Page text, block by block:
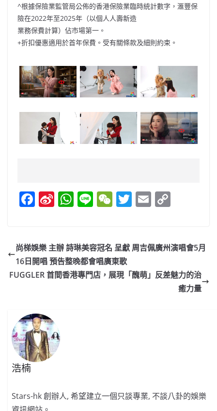
^根據保險業監管局公佈的香港保險業臨時統計數字，滙豐保
險在2022年至2025年（以個人人壽新造
業務保費計算）佔市場第一。
+折扣優惠適用於首年保費。受有關條款及細則約束。
F
e
b
o
Si
W
ei
b
W
s
A
p
Li W
h
at
T
er
E
l y
n
k
尚梯娛樂 主辦 詩琳美容冠名 呈獻 周吉佩廣州演唱會5月
16日開唱 預告整晚都會唱廣東歌
FUGGLER 首間香港專門店，展現「醜萌」反差魅力的治
癒力量
浩楠
Stars-hk 創辦人, 希望建立一個只談專業, 不談八卦的娛樂